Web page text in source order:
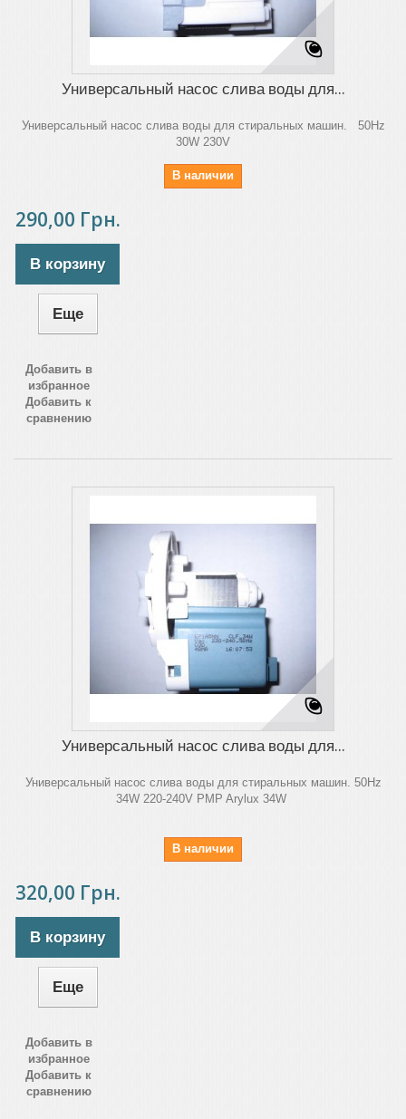
Универсальный насос слива воды для...
Универсальный насос слива воды для стиральных машин. 50Hz
30W 230V
В наличии
290,00 Грн.
В корзину
Еще
Добавить в
избранное
Добавить к
сравнению
Универсальный насос слива воды для...
Универсальный насос слива воды для стиральных машин. 50Hz
34W 220-240V PMP Arylux 34W
В наличии
320,00 Грн.
В корзину
Еще
Добавить в
избранное
Добавить к
сравнению